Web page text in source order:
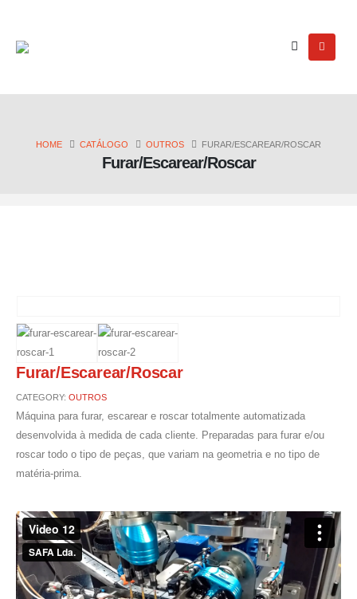
HOME CATÁLOGO OUTROS FURAR/ESCAREAR/ROSCAR
Furar/Escarear/Roscar
Furar/Escarear/Roscar
CATEGORY: OUTROS
Máquina para furar, escarear e roscar totalmente automatizada
desenvolvida à medida de cada cliente. Preparadas para furar e/ou
roscar todo o tipo de peças, que variam na geometria e no tipo de
matéria-prima.